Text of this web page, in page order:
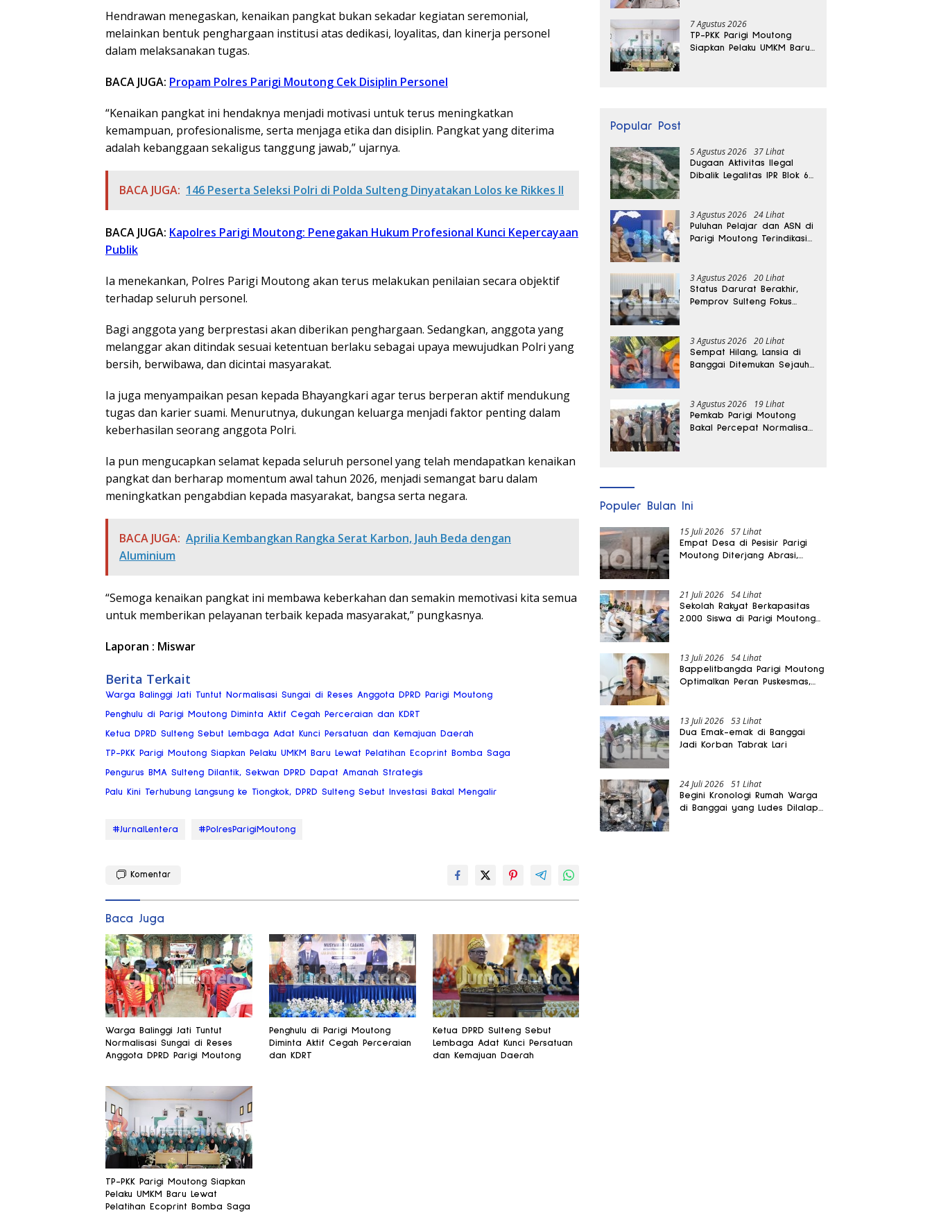
Hendrawan menegaskan, kenaikan pangkat bukan sekadar kegiatan seremonial,
melainkan bentuk penghargaan institusi atas dedikasi, loyalitas, dan kinerja personel
dalam melaksanakan tugas.
BACA JUGA: Propam Polres Parigi Moutong Cek Disiplin Personel
“Kenaikan pangkat ini hendaknya menjadi motivasi untuk terus meningkatkan
kemampuan, profesionalisme, serta menjaga etika dan disiplin. Pangkat yang diterima
adalah kebanggaan sekaligus tanggung jawab,” ujarnya.
BACA JUGA: 146 Peserta Seleksi Polri di Polda Sulteng Dinyatakan Lolos ke Rikkes II
BACA JUGA: Kapolres Parigi Moutong: Penegakan Hukum Profesional Kunci Kepercayaan
Publik
Ia menekankan, Polres Parigi Moutong akan terus melakukan penilaian secara objektif
terhadap seluruh personel.
Bagi anggota yang berprestasi akan diberikan penghargaan. Sedangkan, anggota yang
melanggar akan ditindak sesuai ketentuan berlaku sebagai upaya mewujudkan Polri yang
bersih, berwibawa, dan dicintai masyarakat.
Ia juga menyampaikan pesan kepada Bhayangkari agar terus berperan aktif mendukung
tugas dan karier suami. Menurutnya, dukungan keluarga menjadi faktor penting dalam
keberhasilan seorang anggota Polri.
Ia pun mengucapkan selamat kepada seluruh personel yang telah mendapatkan kenaikan
pangkat dan berharap momentum awal tahun 2026, menjadi semangat baru dalam
meningkatkan pengabdian kepada masyarakat, bangsa serta negara.
BACA JUGA: Aprilia Kembangkan Rangka Serat Karbon, Jauh Beda dengan
Aluminium
“Semoga kenaikan pangkat ini membawa keberkahan dan semakin memotivasi kita semua
untuk memberikan pelayanan terbaik kepada masyarakat,” pungkasnya.
Laporan : Miswar
Berita Terkait
Warga Balinggi Jati Tuntut Normalisasi Sungai di Reses Anggota DPRD Parigi Moutong
Penghulu di Parigi Moutong Diminta Aktif Cegah Perceraian dan KDRT
Ketua DPRD Sulteng Sebut Lembaga Adat Kunci Persatuan dan Kemajuan Daerah
TP-PKK Parigi Moutong Siapkan Pelaku UMKM Baru Lewat Pelatihan Ecoprint Bomba Saga
Pengurus BMA Sulteng Dilantik, Sekwan DPRD Dapat Amanah Strategis
Palu Kini Terhubung Langsung ke Tiongkok, DPRD Sulteng Sebut Investasi Bakal Mengalir
#JurnalLentera #PolresParigiMoutong
Komentar
Baca Juga
Warga Balinggi Jati Tuntut
Normalisasi Sungai di Reses
Anggota DPRD Parigi Moutong
Penghulu di Parigi Moutong
Diminta Aktif Cegah Perceraian
dan KDRT
Ketua DPRD Sulteng Sebut
Lembaga Adat Kunci Persatuan
dan Kemajuan Daerah
TP-PKK Parigi Moutong Siapkan
Pelaku UMKM Baru Lewat
Pelatihan Ecoprint Bomba Saga
7 Agustus 2026
TP-PKK Parigi Moutong
Siapkan Pelaku UMKM Baru
Popular Post
5 Agustus 2026 37 Lihat
Dugaan Aktivitas Ilegal
Dibalik Legalitas IPR Blok 6
3 Agustus 2026 24 Lihat
Puluhan Pelajar dan ASN di
Parigi Moutong Terindikasi
3 Agustus 2026 20 Lihat
Status Darurat Berakhir,
Pemprov Sulteng Fokus
3 Agustus 2026 20 Lihat
Sempat Hilang, Lansia di
Banggai Ditemukan Sejauh
3 Agustus 2026 19 Lihat
Pemkab Parigi Moutong
Bakal Percepat Normalisasi
Populer Bulan Ini
15 Juli 2026 57 Lihat
Empat Desa di Pesisir Parigi
Moutong Diterjang Abrasi,
21 Juli 2026 54 Lihat
Sekolah Rakyat Berkapasitas
2.000 Siswa di Parigi Moutong
13 Juli 2026 54 Lihat
Bappelitbangda Parigi Moutong
Optimalkan Peran Puskesmas,
13 Juli 2026 53 Lihat
Dua Emak-emak di Banggai
Jadi Korban Tabrak Lari
24 Juli 2026 51 Lihat
Begini Kronologi Rumah Warga
di Banggai yang Ludes Dilalap